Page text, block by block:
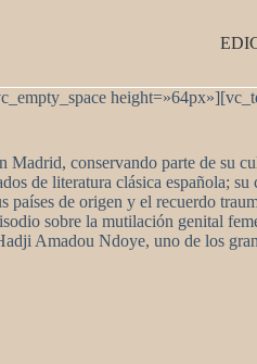
conservando parte de su
de literatura clásica española;
países de origen y el recuerdo
sobre la mutilación genital
Amadou Ndoye, uno de los